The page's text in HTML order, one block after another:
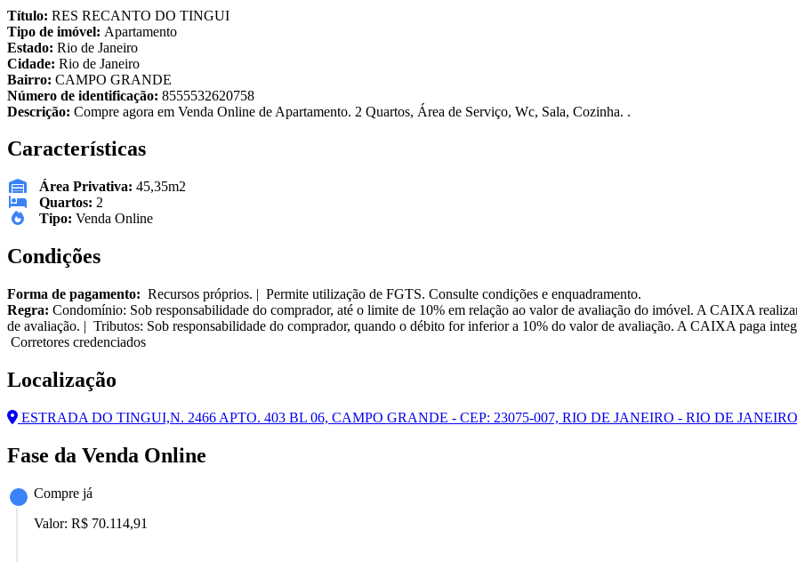
Título: RES RECANTO DO TINGUI
Tipo de imóvel: Apartamento
Estado: Rio de Janeiro
Cidade: Rio de Janeiro
Bairro: CAMPO GRANDE
Número de identificação: 8555532620758
Descrição: Compre agora em Venda Online de Apartamento. 2 Quartos, Área de Serviço, Wc, Sala, Cozinha. .
Características
Área Privativa: 45,35m2
Quartos: 2
Tipo: Venda Online
Condições
Forma de pagamento: Recursos próprios. | Permite utilização de FGTS. Consulte condições e enquadramento.
Regra: Condomínio: Sob responsabilidade do comprador, até o limite de 10% em relação ao valor de avaliação do imóvel. A CAIXA
de avaliação. | Tributos: Sob responsabilidade do comprador, quando o débito for inferior a 10% do valor de avaliação. A CAIXA paga
Corretores credenciados
Localização
ESTRADA DO TINGUI,N. 2466 APTO. 403 BL 06, CAMPO GRANDE - CEP: 23075-007, RIO DE JANEIRO - RIO DE JANEIRO
Fase da Venda Online
Compre já
Valor: R$ 70.114,91